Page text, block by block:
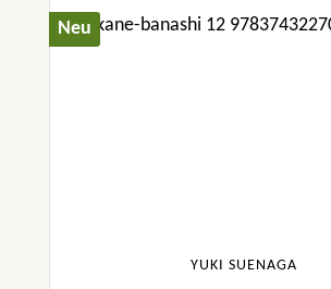
Neu
YUKI SUENAGA